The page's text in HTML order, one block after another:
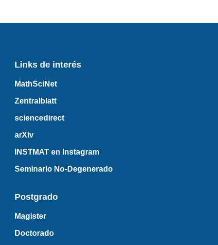
Links de interés
MathSciNet
Zentralblatt
sciencedirect
arXiv
INSTMAT en Instagram
Seminario No-Degenerado
Postgrado
Magister
Doctorado